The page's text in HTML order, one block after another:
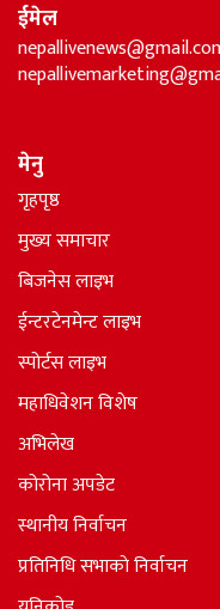
ईमेल
मेनु
गृहपृष्ठ
मुख्य समाचार
बिजनेस लाइभ
ईन्टरटेनमेन्ट लाइभ
स्पोर्टस लाइभ
महाधिवेशन विशेष
अभिलेख
कोरोना अपडेट
स्थानीय निर्वाचन
प्रतिनिधि सभाकाे निर्वाचन